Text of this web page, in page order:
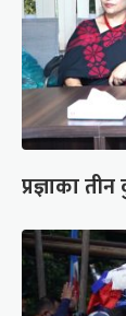
प्रज्ञाका